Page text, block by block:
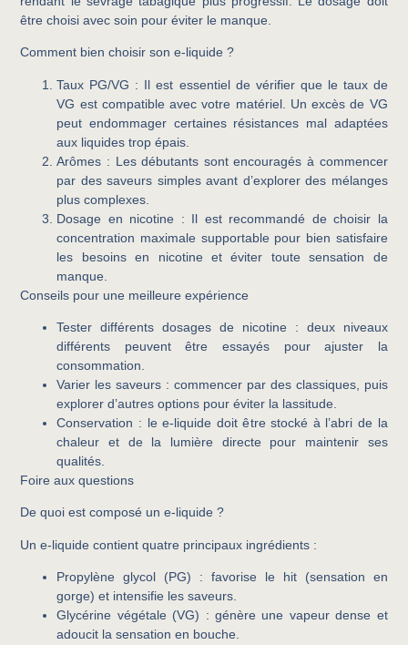
être choisi avec soin pour éviter le manque.
Comment bien choisir son e-liquide ?
Taux PG/VG : Il est essentiel de vérifier que le taux de
VG est compatible avec votre matériel. Un excès de VG
peut endommager certaines résistances mal adaptées
aux liquides trop épais.
Arômes : Les débutants sont encouragés à commencer
par des saveurs simples avant d’explorer des mélanges
plus complexes.
Dosage en nicotine : Il est recommandé de choisir la
concentration maximale supportable pour bien satisfaire
les besoins en nicotine et éviter toute sensation de
manque.
Conseils pour une meilleure expérience
Tester différents dosages de nicotine : deux niveaux
différents peuvent être essayés pour ajuster la
consommation.
Varier les saveurs : commencer par des classiques, puis
explorer d’autres options pour éviter la lassitude.
Conservation : le e-liquide doit être stocké à l’abri de la
chaleur et de la lumière directe pour maintenir ses
qualités.
Foire aux questions
De quoi est composé un e-liquide ?
Un e-liquide contient quatre principaux ingrédients :
Propylène glycol (PG) : favorise le hit (sensation en
gorge) et intensifie les saveurs.
Glycérine végétale (VG) : génère une vapeur dense et
adoucit la sensation en bouche.